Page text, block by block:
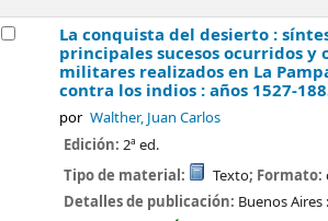
La conquista del desierto :
principales sucesos ocurridos y
militares realizados en La
contra los indios : años 1527-
por Walther, Juan Carlos
Edición:2ª ed.
Tipo de material:
Texto; Formato:
Detalles de publicación: Buenos Aires :